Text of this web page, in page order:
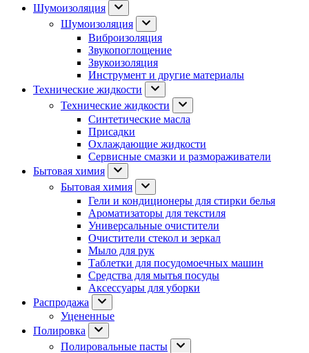
Шумоизоляция
Шумоизоляция
Виброизоляция
Звукопоглощение
Звукоизоляция
Инструмент и другие материалы
Технические жидкости
Технические жидкости
Синтетические масла
Присадки
Охлаждающие жидкости
Сервисные смазки и размораживатели
Бытовая химия
Бытовая химия
Гели и кондиционеры для стирки белья
Ароматизаторы для текстиля
Универсальные очистители
Очистители стекол и зеркал
Мыло для рук
Таблетки для посудомоечных машин
Средства для мытья посуды
Аксессуары для уборки
Распродажа
Уцененные
Полировка
Полировальные пасты